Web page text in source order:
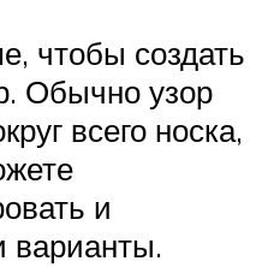
чтобы создать
Обычно узор
всего носка,
и
варианты.